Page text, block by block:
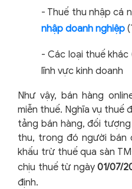
- Thuế thu nhập cá
nhập doanh nghiệp
- Các loại thuế
lĩnh vực kinh doanh
Như vậy, bán hàng
miễn thuế. Nghĩa vụ thuế
tảng bán hàng, đối
thu, trong đó người bán
khấu trừ thuế qua sàn
chịu thuế từ ngày01/07/
định.